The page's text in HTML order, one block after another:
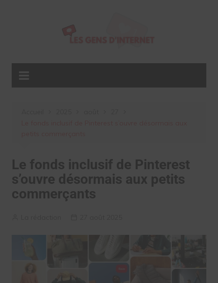
Le fonds inclusif de Pinterest
s’ouvre désormais aux petits
commerçants